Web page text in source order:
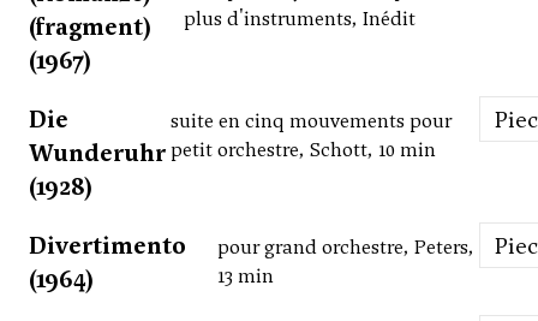
(fragment)
(1967)
plus d'instruments, Inédit
Die
Wunderuhr
(1928)
suite en cinq mouvements pour
petit orchestre, Schott, 10 min
Divertimento
(1964)
pour grand orchestre, Peters,
13 min